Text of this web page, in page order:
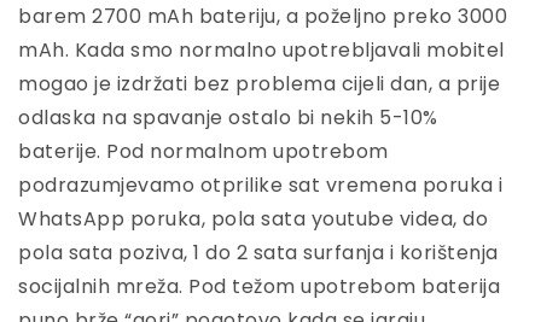
barem 2700 mAh bateriju, a poželjno preko 3000
mAh. Kada smo normalno upotrebljavali mobitel
mogao je izdržati bez problema cijeli dan, a prije
odlaska na spavanje ostalo bi nekih 5-10%
baterije. Pod normalnom upotrebom
podrazumjevamo otprilike sat vremena poruka i
WhatsApp poruka, pola sata youtube videa, do
pola sata poziva, 1 do 2 sata surfanja i korištenja
socijalnih mreža. Pod težom upotrebom baterija